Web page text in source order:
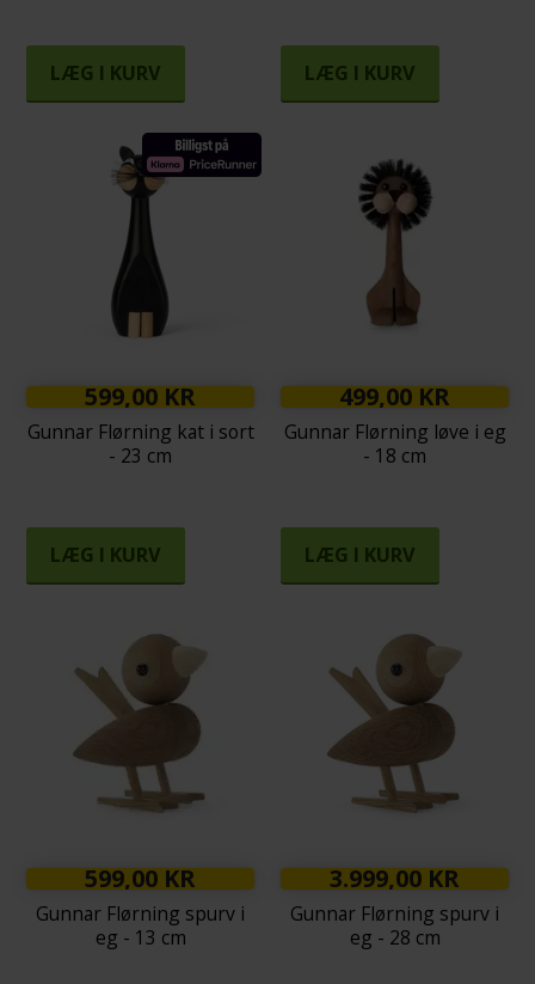
LÆG I KURV LÆG I KURV
599,00 KR
Gunnar Flørning kat i sort
- 23 cm
LÆG I KURV
499,00 KR
Gunnar Flørning løve i eg
- 18 cm
LÆG I KURV
599,00 KR
Gunnar Flørning spurv i
eg - 13 cm
3.999,00 KR
Gunnar Flørning spurv i
eg - 28 cm